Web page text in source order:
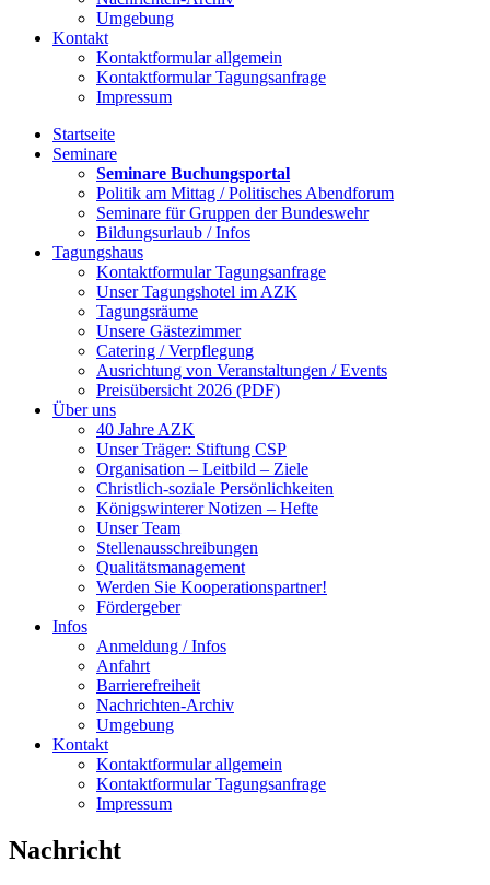
Umgebung
Kontakt
Kontaktformular allgemein
Kontaktformular Tagungsanfrage
Impressum
Startseite
Seminare
Seminare Buchungsportal
Politik am Mittag / Politisches Abendforum
Seminare für Gruppen der Bundeswehr
Bildungsurlaub / Infos
Tagungshaus
Kontaktformular Tagungsanfrage
Unser Tagungshotel im AZK
Tagungsräume
Unsere Gästezimmer
Catering / Verpflegung
Ausrichtung von Veranstaltungen / Events
Preisübersicht 2026 (PDF)
Über uns
40 Jahre AZK
Unser Träger: Stiftung CSP
Organisation – Leitbild – Ziele
Christlich-soziale Persönlichkeiten
Königswinterer Notizen – Hefte
Unser Team
Stellenausschreibungen
Qualitätsmanagement
Werden Sie Kooperationspartner!
Fördergeber
Infos
Anmeldung / Infos
Anfahrt
Barrierefreiheit
Nachrichten-Archiv
Umgebung
Kontakt
Kontaktformular allgemein
Kontaktformular Tagungsanfrage
Impressum
Nachricht